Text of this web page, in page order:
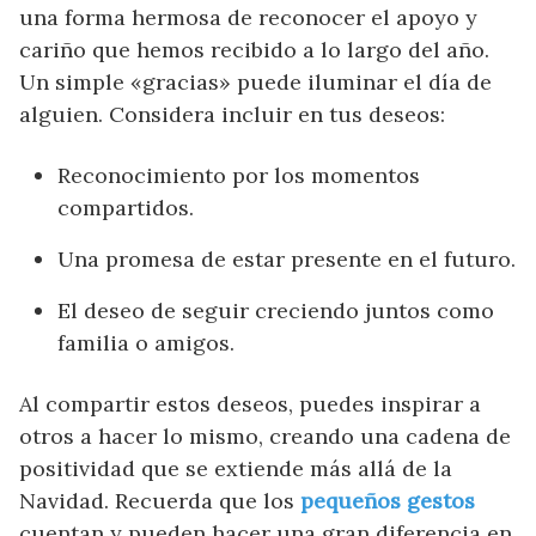
una forma hermosa de reconocer el apoyo y
cariño que hemos recibido a lo largo del año.
Un simple «gracias» puede iluminar el día de
alguien. Considera incluir en tus deseos:
Reconocimiento por los momentos
compartidos.
Una promesa de estar presente en el futuro.
El deseo de seguir creciendo juntos como
familia o amigos.
Al compartir estos deseos, puedes inspirar a
otros a hacer lo mismo, creando una cadena de
positividad que se extiende más allá de la
Navidad. Recuerda que los pequeños gestos